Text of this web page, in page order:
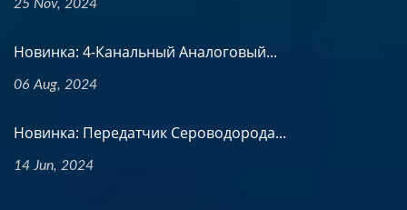
25 Nov, 2024
Новинка: 4-Канальный Аналоговый...
06 Aug, 2024
Новинка: Передатчик Сероводорода...
14 Jun, 2024